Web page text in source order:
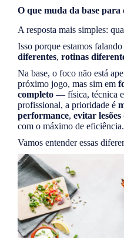
O que muda da base para
A resposta mais simples:
Isso porque estamos falando
diferentes, rotinas
Na base, o foco não está
próximo jogo, mas sim em
completo — física, técnica e
profissional, a prioridade é
performance, evitar lesões
com o máximo de eficiência.
Vamos entender essas